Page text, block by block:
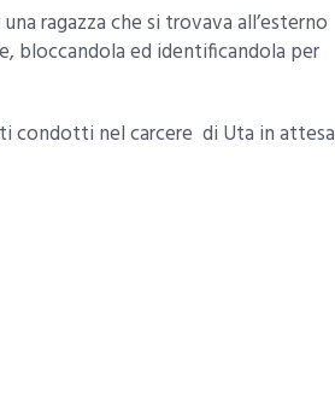
ragazza che si trovava all’esterno
bloccandola ed identificandola per
condotti nel carcere di Uta in attesa